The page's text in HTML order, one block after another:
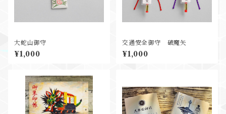
大蛇山御守
¥1,000
交通安全御守 破魔矢
¥1,000